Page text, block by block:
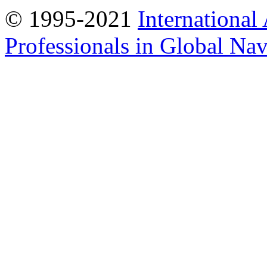
© 1995-2021 International
Professionals in Global